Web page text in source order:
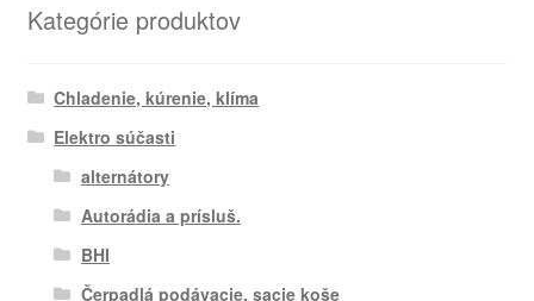
Kategórie produktov
Chladenie, kúrenie, klíma
Elektro súčasti
alternátory
Autorádia a prísluš.
BHI
Čerpadlá podávacie, sacie koše